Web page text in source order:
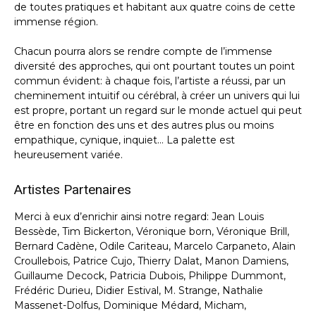
de toutes pratiques et habitant aux quatre coins de cette
immense région.
Chacun pourra alors se rendre compte de l’immense
diversité des approches, qui ont pourtant toutes un point
commun évident: à chaque fois, l’artiste a réussi, par un
cheminement intuitif ou cérébral, à créer un univers qui lui
est propre, portant un regard sur le monde actuel qui peut
être en fonction des uns et des autres plus ou moins
empathique, cynique, inquiet… La palette est
heureusement variée.
Artistes Partenaires
Merci à eux d’enrichir ainsi notre regard: Jean Louis
Bessède, Tim Bickerton, Véronique born, Véronique Brill,
Bernard Cadène, Odile Cariteau, Marcelo Carpaneto, Alain
Croullebois, Patrice Cujo, Thierry Dalat, Manon Damiens,
Guillaume Decock, Patricia Dubois, Philippe Dummont,
Frédéric Durieu, Didier Estival, M. Strange, Nathalie
Massenet-Dolfus, Dominique Médard, Micham,